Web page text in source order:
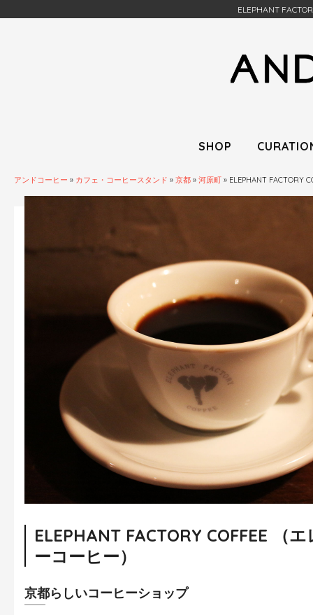
ELEPHANT
SHOP
アンドコーヒー » カフェ・コーヒースタンド » 京都 » 河原町 » ELEPHANT FACTORY
ELEPHANT FACTORY COFFEE （
ーコーヒー）
京都らしいコーヒーショップ